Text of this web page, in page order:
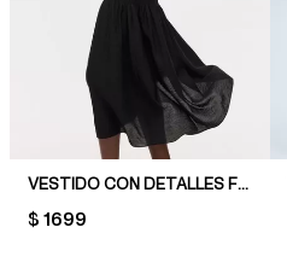
VESTIDO CON DETALLES FRUNCIDOS
PRICE:
$ 1699